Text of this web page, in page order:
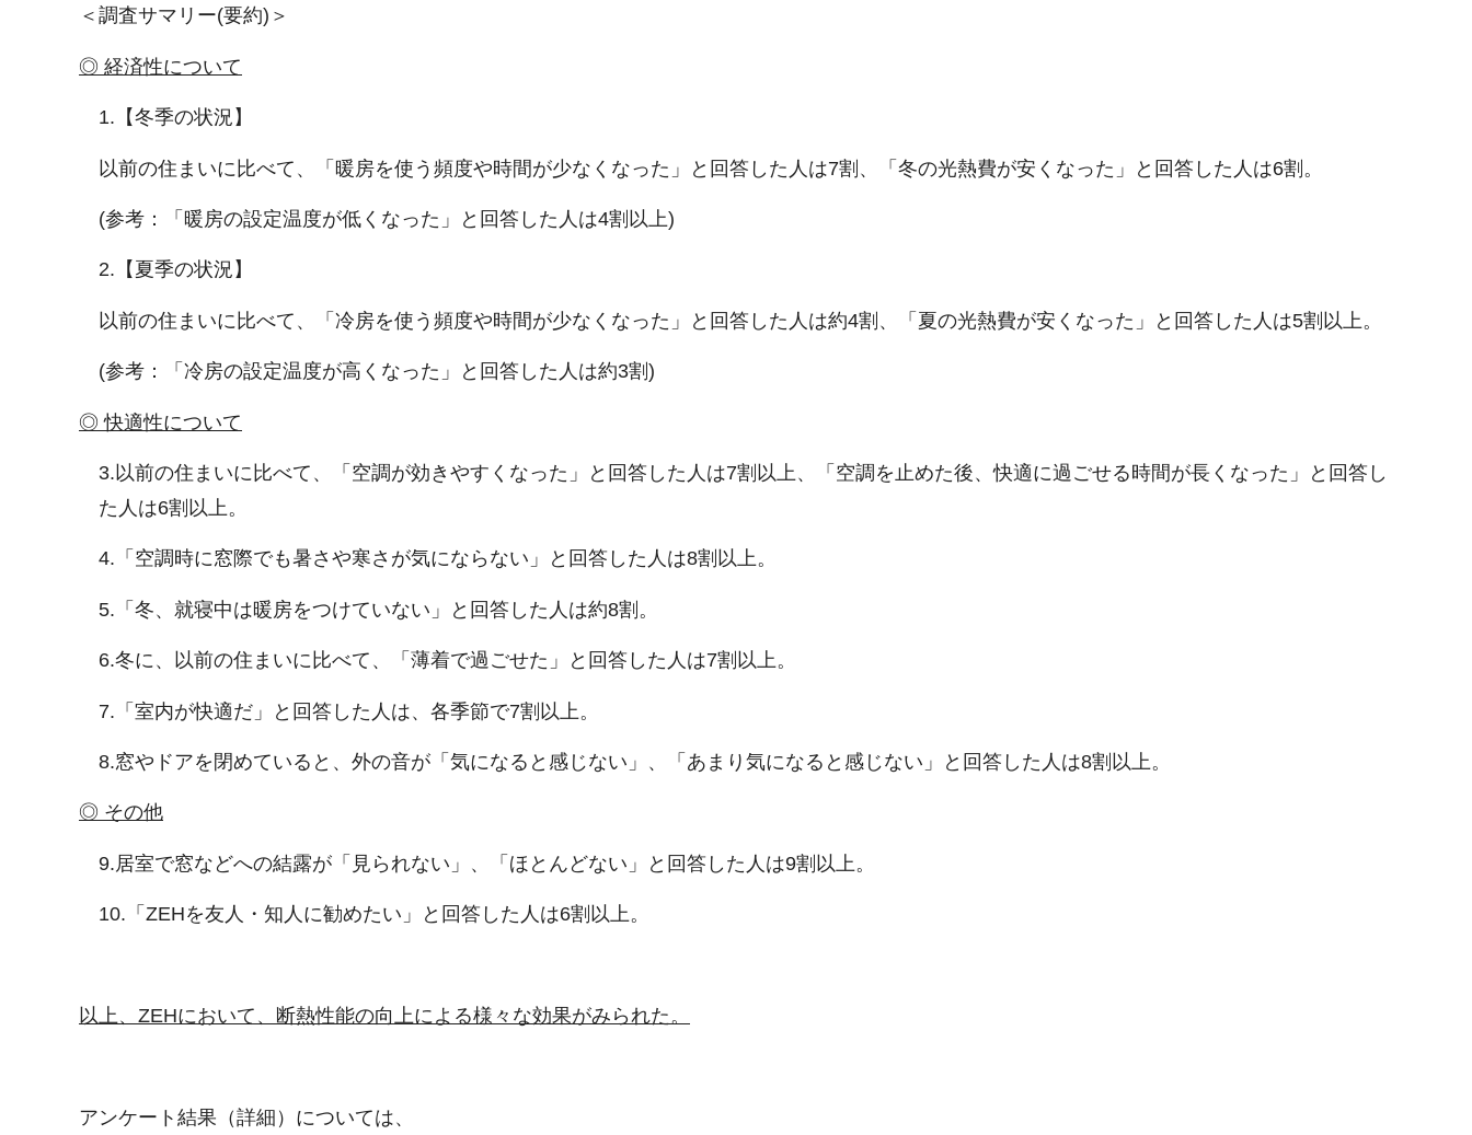
＜調査サマリー(要約)＞
◎ 経済性について
1.【冬季の状況】
以前の住まいに比べて、「暖房を使う頻度や時間が少なくなった」と回答した人は7割、「冬の光熱費が安くなった」と回答した人は6割。
(参考：「暖房の設定温度が低くなった」と回答した人は4割以上)
2.【夏季の状況】
以前の住まいに比べて、「冷房を使う頻度や時間が少なくなった」と回答した人は約4割、「夏の光熱費が安くなった」と回答した人は5割以上。
(参考：「冷房の設定温度が高くなった」と回答した人は約3割)
◎ 快適性について
3.以前の住まいに比べて、「空調が効きやすくなった」と回答した人は7割以上、「空調を止めた後、快適に過ごせる時間が長くなった」と回答し
た人は6割以上。
4.「空調時に窓際でも暑さや寒さが気にならない」と回答した人は8割以上。
5.「冬、就寝中は暖房をつけていない」と回答した人は約8割。
6.冬に、以前の住まいに比べて、「薄着で過ごせた」と回答した人は7割以上。
7.「室内が快適だ」と回答した人は、各季節で7割以上。
8.窓やドアを閉めていると、外の音が「気になると感じない」、「あまり気になると感じない」と回答した人は8割以上。
◎ その他
9.居室で窓などへの結露が「見られない」、「ほとんどない」と回答した人は9割以上。
10.「ZEHを友人・知人に勧めたい」と回答した人は6割以上。
以上、ZEHにおいて、断熱性能の向上による様々な効果がみられた。
アンケート結果（詳細）については、